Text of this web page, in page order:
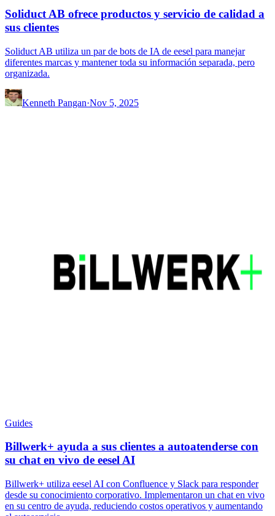
Soliduct AB ofrece productos y servicio de calidad a
sus clientes
Soliduct AB utiliza un par de bots de IA de eesel para manejar
diferentes marcas y mantener toda su información separada, pero
organizada.
Kenneth Pangan·Nov 5, 2025
Guides
Billwerk+ ayuda a sus clientes a autoatenderse con
su chat en vivo de eesel AI
Billwerk+ utiliza eesel AI con Confluence y Slack para responder
desde su conocimiento corporativo. Implementaron un chat en vivo
en su centro de ayuda, reduciendo costos operativos y aumentando